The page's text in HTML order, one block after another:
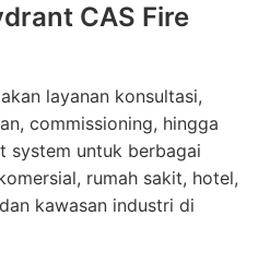
CAS Fire
layanan konsultasi,
commissioning, hingga
system untuk berbagai
rumah sakit, hotel,
kawasan industri di